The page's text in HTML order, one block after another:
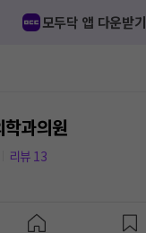
모두닥 앱 다운받기
과의원
리뷰 13